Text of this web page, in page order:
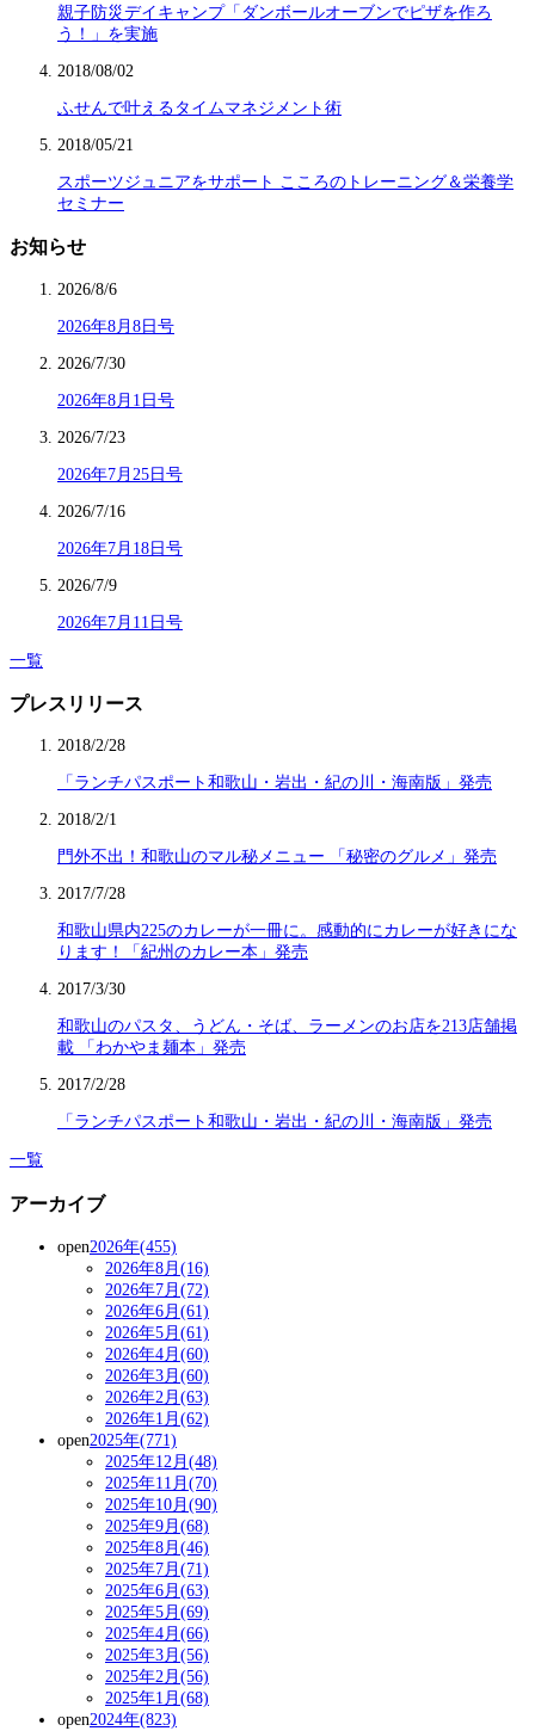
親子防災デイキャンプ「ダンボールオーブンでピザを作ろ
う！」を実施
2018/08/02
ふせんで叶えるタイムマネジメント術
2018/05/21
スポーツジュニアをサポート こころのトレーニング＆栄養学
セミナー
お知らせ
2026/8/6
2026年8月8日号
2026/7/30
2026年8月1日号
2026/7/23
2026年7月25日号
2026/7/16
2026年7月18日号
2026/7/9
2026年7月11日号
一覧
プレスリリース
2018/2/28
「ランチパスポート和歌山・岩出・紀の川・海南版」発売
2018/2/1
門外不出！和歌山のマル秘メニュー 「秘密のグルメ」発売
2017/7/28
和歌山県内225のカレーが一冊に。感動的にカレーが好きにな
ります！「紀州のカレー本」発売
2017/3/30
和歌山のパスタ、うどん・そば、ラーメンのお店を213店舗掲
載 「わかやま麺本」発売
2017/2/28
「ランチパスポート和歌山・岩出・紀の川・海南版」発売
一覧
アーカイブ
open2026年(455)
2026年8月(16)
2026年7月(72)
2026年6月(61)
2026年5月(61)
2026年4月(60)
2026年3月(60)
2026年2月(63)
2026年1月(62)
open2025年(771)
2025年12月(48)
2025年11月(70)
2025年10月(90)
2025年9月(68)
2025年8月(46)
2025年7月(71)
2025年6月(63)
2025年5月(69)
2025年4月(66)
2025年3月(56)
2025年2月(56)
2025年1月(68)
open2024年(823)